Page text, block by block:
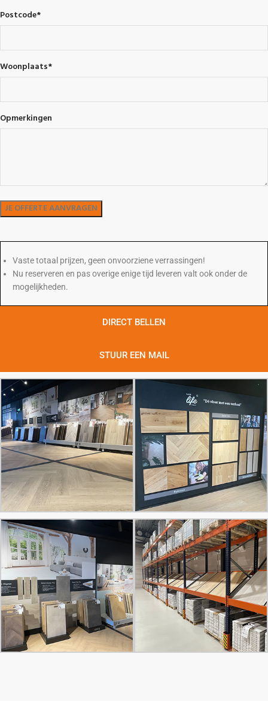
Postcode*
Woonplaats*
Opmerkingen
Vaste totaal prijzen, geen onvoorziene verrassingen!
Nu reserveren en pas overige enige tijd leveren valt ook onder de
mogelijkheden.
DIRECT BELLEN
STUUR EEN MAIL